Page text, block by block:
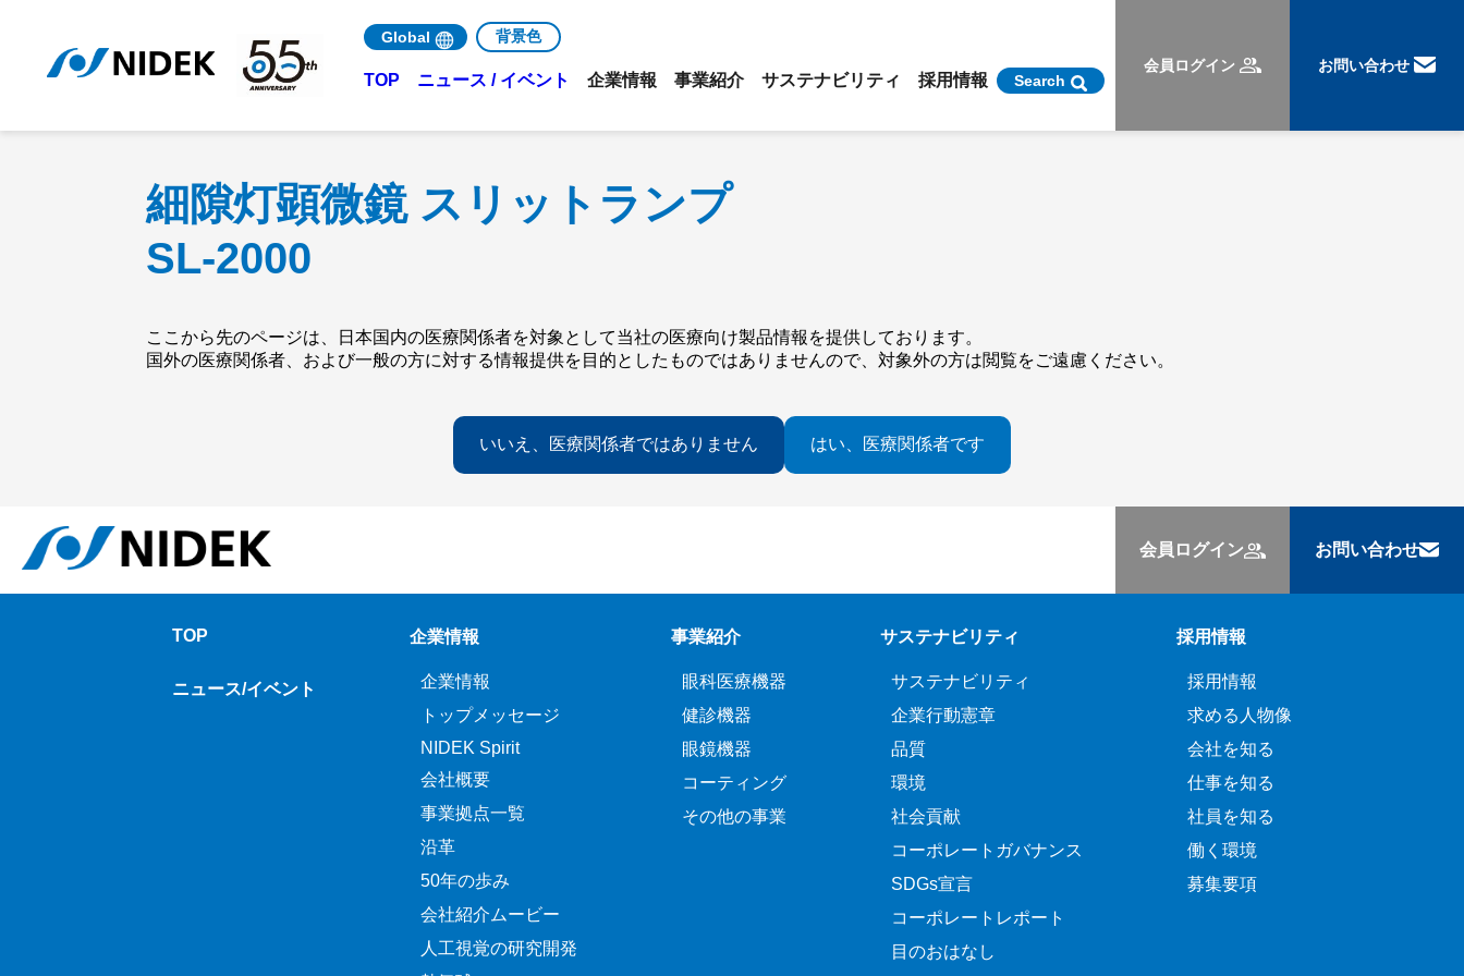
Global 背景色
TOP ニュース / イベント 企業情報 事業紹介 サステナビリティ 採用情報 Search
会員ログイン お問い合わせ
細隙灯顕微鏡 スリットランプ
SL-2000
ここから先のページは、日本国内の医療関係者を対象として当社の医療向け製品情報を提供しております。
国外の医療関係者、および一般の方に対する情報提供を目的としたものではありませんので、対象外の方は閲覧をご遠慮ください。
いいえ、医療関係者ではありません はい、医療関係者です
会員ログイン お問い合わせ
TOP
ニュース/イベント
企業情報
企業情報
トップメッセージ
NIDEK Spirit
会社概要
事業拠点一覧
沿革
50年の歩み
会社紹介ムービー
人工視覚の研究開発
事業紹介
眼科医療機器
健診機器
眼鏡機器
コーティング
その他の事業
サステナビリティ
サステナビリティ
企業行動憲章
品質
環境
社会貢献
コーポレートガバナンス
SDGs宣言
コーポレートレポート
目のおはなし
採用情報
採用情報
求める人物像
会社を知る
仕事を知る
社員を知る
働く環境
募集要項